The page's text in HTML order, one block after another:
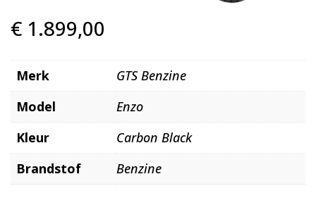
€ 1.899,00
Merk
GTS Benzine
Model
Enzo
Kleur
Carbon Black
Brandstof
Benzine